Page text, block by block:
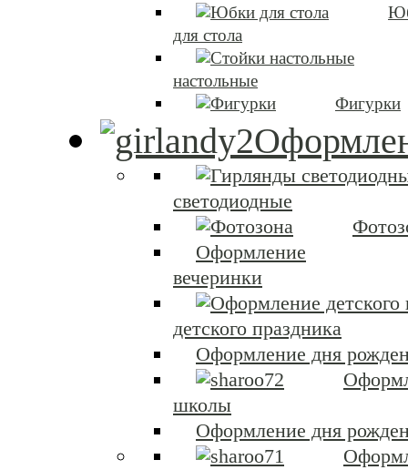
для стола
настольные
Фигурки
светодиодные
Оформление
вечеринки
детского праздника
Оформление дня
школы
Оформление дня